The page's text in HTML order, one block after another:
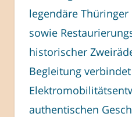
legendäre
sowie
historischer
Begleitung
authentischen